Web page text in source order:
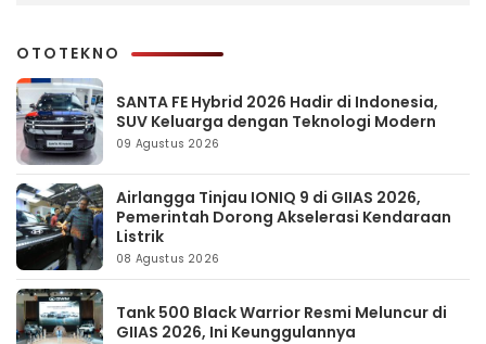
OTOTEKNO
SANTA FE Hybrid 2026 Hadir di Indonesia,
SUV Keluarga dengan Teknologi Modern
09 Agustus 2026
Airlangga Tinjau IONIQ 9 di GIIAS 2026,
Pemerintah Dorong Akselerasi Kendaraan
Listrik
08 Agustus 2026
Tank 500 Black Warrior Resmi Meluncur di
GIIAS 2026, Ini Keunggulannya